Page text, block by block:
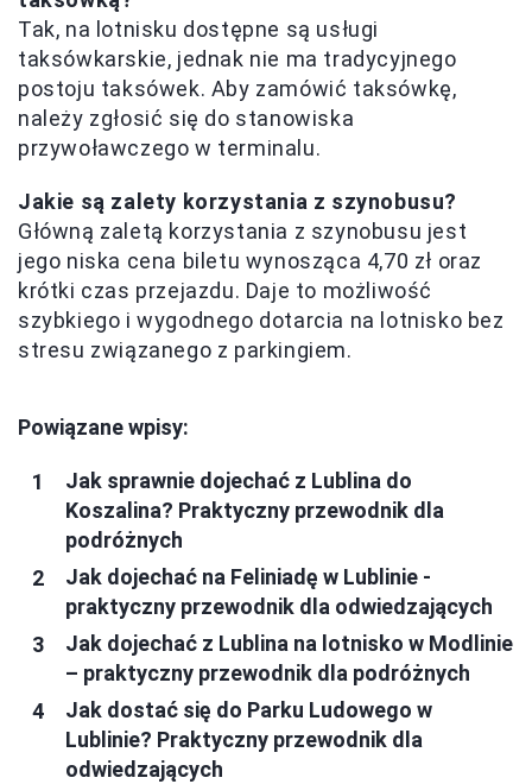
Tak, na lotnisku dostępne są usługi
taksówkarskie, jednak nie ma tradycyjnego
postoju taksówek. Aby zamówić taksówkę,
należy zgłosić się do stanowiska
przywoławczego w terminalu.
Jakie są zalety korzystania z szynobusu?
Główną zaletą korzystania z szynobusu jest
jego niska cena biletu wynosząca 4,70 zł oraz
krótki czas przejazdu. Daje to możliwość
szybkiego i wygodnego dotarcia na lotnisko bez
stresu związanego z parkingiem.
Powiązane wpisy:
Jak sprawnie dojechać z Lublina do
Koszalina? Praktyczny przewodnik dla
podróżnych
Jak dojechać na Feliniadę w Lublinie -
praktyczny przewodnik dla odwiedzających
Jak dojechać z Lublina na lotnisko w Modlinie
– praktyczny przewodnik dla podróżnych
Jak dostać się do Parku Ludowego w
Lublinie? Praktyczny przewodnik dla
odwiedzających